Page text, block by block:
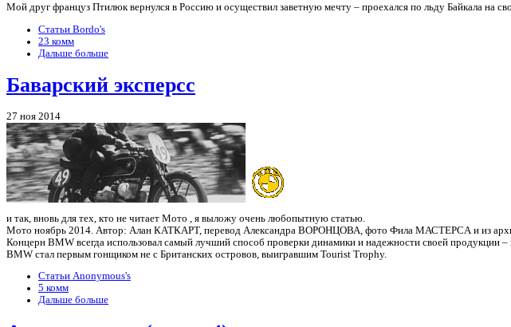
Мой друг француз Птилюк вернулся в Россию и осуществил заветную мечту – проехался по льду Байкала на
Статьи Bordo's
23 комм
Дальше больше
Баварский эксперсс
27 ноя 2014
и так, вновь для тех, кто не читает Мото , я выложу очень любопытную статью.
Мото ноябрь 2014. Автор: Алан КАТКАРТ, перевод Александра ВОРОНЦОВА, фото Фила МАСТЕРCА и из
Концерн BMW всегда использовал самый лучший способ проверки динамики и надежности своей
BMW стал первым гонщиком не с Британских островов, выигравшим Tourist Trophy.
Статьи Anonymous's
5 комм
Дальше больше